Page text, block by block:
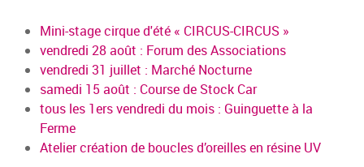
Mini-stage cirque d'été « CIRCUS-CIRCUS »
vendredi 28 août : Forum des Associations
vendredi 31 juillet : Marché Nocturne
samedi 15 août : Course de Stock Car
tous les 1ers vendredi du mois : Guinguette à la
Ferme
Atelier création de boucles d’oreilles en résine UV